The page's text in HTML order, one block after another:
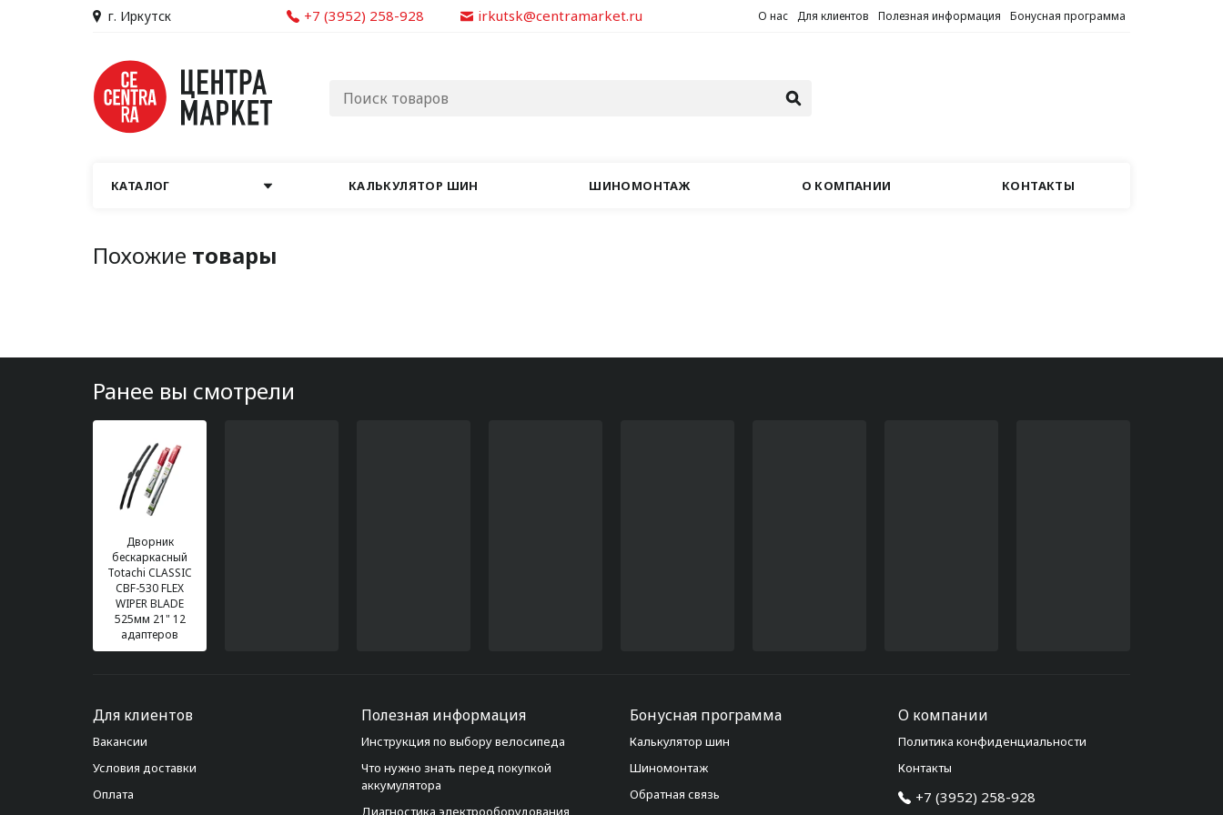
г. Иркутск +7 (3952) 258-928 irkutsk@centramarket.ru О нас Для клиентов Полезная информация Бонусная программа
КАТАЛОГ КАЛЬКУЛЯТОР ШИН ШИНОМОНТАЖ О КОМПАНИИ КОНТАКТЫ
Похожие товары
Ранее вы смотрели
Дворник
бескаркасный
Totachi CLASSIC
CBF-530 FLEX
WIPER BLADE
525мм 21" 12
адаптеров
Для клиентов
Вакансии
Условия доставки
Оплата
Полезная информация
Инструкция по выбору велосипеда
Что нужно знать перед покупкой
аккумулятора
Диагностика электрооборудования
Бонусная программа
Калькулятор шин
Шиномонтаж
Обратная связь
О компании
Политика конфиденциальности
Контакты
+7 (3952) 258-928